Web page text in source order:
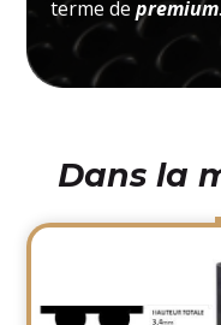
terme depremium.
Dans la